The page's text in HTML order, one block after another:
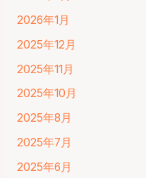
2026年1月
2025年12月
2025年11月
2025年10月
2025年8月
2025年7月
2025年6月